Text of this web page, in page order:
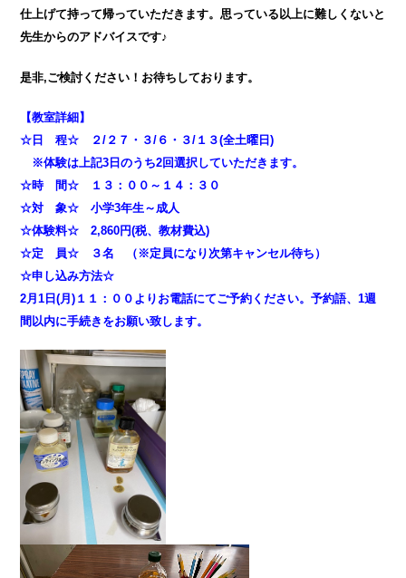
仕上げて持って帰っていただきます。思っている以上に難しくないと
先生からのアドバイスです♪
是非,ご検討ください！お待ちしております。
【教室詳細】
☆日 程☆ ２/２７・３/６・３/１３(全土曜日)
※体験は上記3日のうち2回選択していただきます。
☆時 間☆ １３：００～１４：３０
☆対 象☆ 小学3年生～成人
☆体験料☆ 2,860円(税、教材費込)
☆定 員☆ ３名 （※定員になり次第キャンセル待ち）
☆申し込み方法☆
2月1日(月)１１：００よりお電話にてご予約ください。予約語、1週
間以内に手続きをお願い致します。